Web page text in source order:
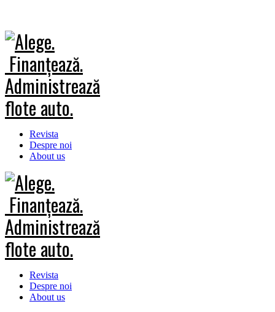
Revista
Despre noi
About us
Revista
Despre noi
About us